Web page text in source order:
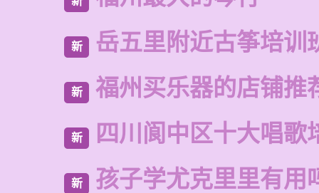
新 岳五里附近古筝培训
新 福州买乐器的店铺推
新 四川阆中区十大唱歌
新 孩子学尤克里里有用